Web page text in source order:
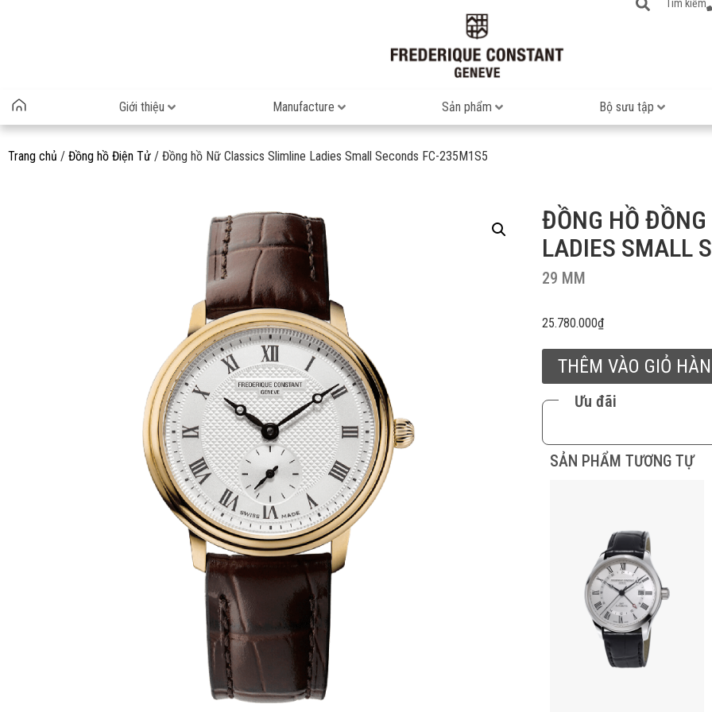
Tìm kiếm
Giới thiệu Manufacture Sản phẩm Bộ sưu tập
Trang chủ / Đồng hồ Điện Tử / Đồng hồ Nữ Classics Slimline Ladies Small Seconds FC-235M1S5
ĐỒNG HỒ
LADIES SMALL
29 MM
25.780.000₫
THÊM VÀO GIỎ
Ưu đãi
SẢN PHẨM TƯƠNG TỰ